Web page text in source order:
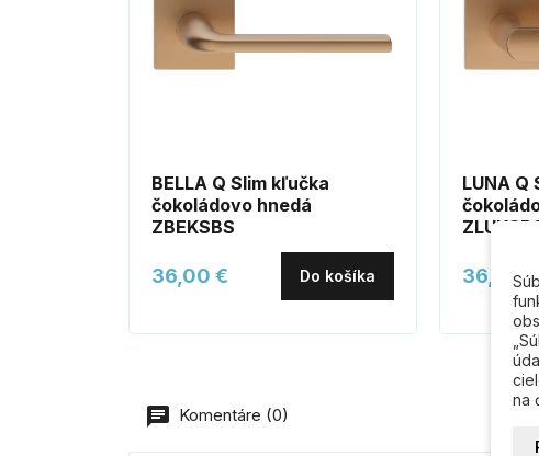
BELLA Q Slim kľučka
čokoládovo hnedá
ZBEKSBS
36,00 € Do košíka
LUNA Q
36,00 €
Komentáre (0)
na